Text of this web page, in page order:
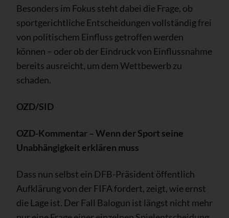
Besonders im Fokus steht dabei die Frage, ob
sportgerichtliche Entscheidungen vollständig frei
von politischem Einfluss getroffen werden
können – oder ob der Eindruck von Einflussnahme
bereits ausreicht, um dem Wettbewerb zu
schaden.
OZD/SID
OZD-Kommentar – Wenn der Sport seine
Unabhängigkeit erklären muss
Dass nun selbst ein DFB-Präsident öffentlich
Aufklärung von der FIFA fordert, zeigt, wie ernst
die Lage ist. Der Fall Balogun ist längst nicht mehr